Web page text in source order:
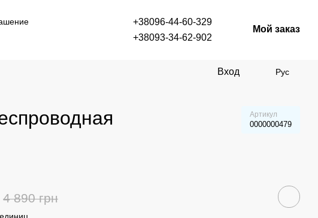
+38096-44-60-329
+38093-34-62-902
Мой заказ
Вход Рус
Артикул
0000000479
4 890 грн